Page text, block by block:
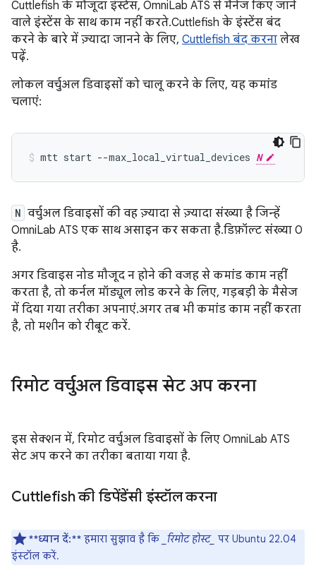
Cuttlefish के मौजूदा इंस्टेंस, OmniLab ATS से मैनेज किए जाने
वाले इंस्टेंस के साथ काम नहीं करते. Cuttlefish के इंस्टेंस बंद
करने के बारे में ज़्यादा जानने के लिए, Cuttlefish बंद करना लेख
पढ़ें.
लोकल वर्चुअल डिवाइसों को चालू करने के लिए, यह कमांड
चलाएं:
mtt start --max_local_virtual_devices N
N वर्चुअल डिवाइसों की वह ज़्यादा से ज़्यादा संख्या है जिन्हें
OmniLab ATS एक साथ असाइन कर सकता है. डिफ़ॉल्ट संख्या 0
है.
अगर डिवाइस नोड मौजूद न होने की वजह से कमांड काम नहीं
करता है, तो कर्नल मॉड्यूल लोड करने के लिए, गड़बड़ी के मैसेज
में दिया गया तरीका अपनाएं. अगर तब भी कमांड काम नहीं करता
है, तो मशीन को रीबूट करें.
रिमोट वर्चुअल डिवाइस सेट अप करना
इस सेक्शन में, रिमोट वर्चुअल डिवाइसों के लिए OmniLab ATS
सेट अप करने का तरीका बताया गया है.
Cuttlefish की डिपेंडेंसी इंस्टॉल करना
**ध्यान दें:** हमारा सुझाव है कि _रिमोट होस्ट_ पर Ubuntu 22.04
इंस्टॉल करें.